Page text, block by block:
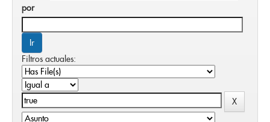
por
Filtros actuales: